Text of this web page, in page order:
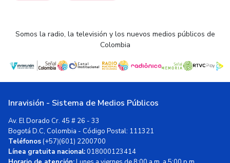
Somos la radio, la televisión y los nuevos medios públicos de
Colombia
Inravisión - Sistema de Medios Públicos
Av. El Dorado Cr. 45 # 26 - 33
Bogotá D.C, Colombia - Código Postal: 111321
Teléfonos(+57)(601) 2200700
Línea gratuita nacional:018000123414